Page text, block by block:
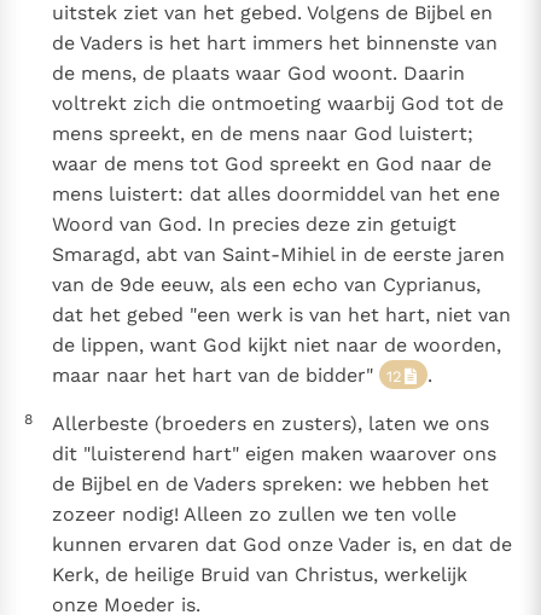
uitstek ziet van het gebed. Volgens de Bijbel en
de Vaders is het hart immers het binnenste van
de mens, de plaats waar God woont. Daarin
voltrekt zich die ontmoeting waarbij God tot de
mens spreekt, en de mens naar God luistert;
waar de mens tot God spreekt en God naar de
mens luistert: dat alles doormiddel van het ene
Woord van God. In precies deze zin getuigt
Smaragd, abt van Saint-Mihiel in de eerste jaren
van de 9de eeuw, als een echo van Cyprianus,
dat het gebed "een werk is van het hart, niet van
de lippen, want God kijkt niet naar de woorden,
maar naar het hart van de bidder"
12 .
8
Allerbeste (broeders en zusters), laten we ons
dit "luisterend hart" eigen maken waarover ons
de Bijbel en de Vaders spreken: we hebben het
zozeer nodig! Alleen zo zullen we ten volle
kunnen ervaren dat God onze Vader is, en dat de
Kerk, de heilige Bruid van Christus, werkelijk
onze Moeder is.